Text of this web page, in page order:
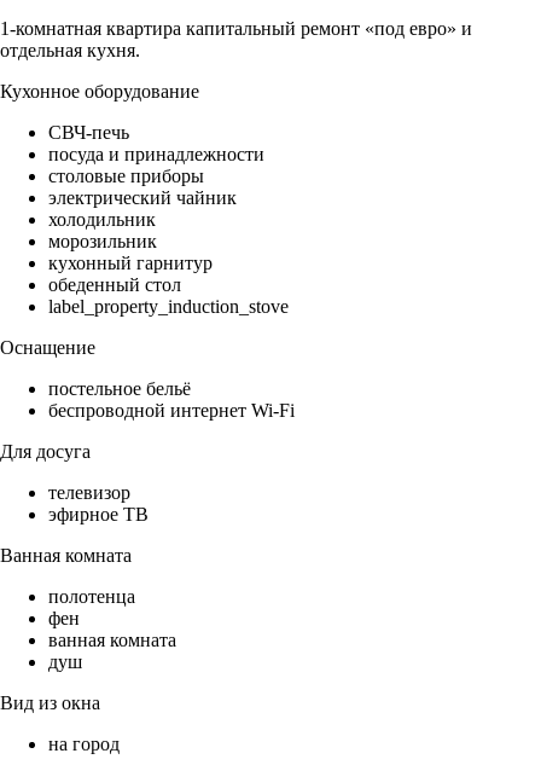
1-комнатная квартира капитальный ремонт «под евро» и
отдельная кухня.
Кухонное оборудование
СВЧ-печь
посуда и принадлежности
столовые приборы
электрический чайник
холодильник
морозильник
кухонный гарнитур
обеденный стол
label_property_induction_stove
Оснащение
постельное бельё
беспроводной интернет Wi-Fi
Для досуга
телевизор
эфирное ТВ
Ванная комната
полотенца
фен
ванная комната
душ
Вид из окна
на город